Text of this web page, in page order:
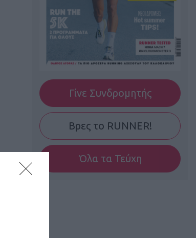
Γίνε Συνδρομητής
Βρες το RUNNER!
Όλα τα Τεύχη